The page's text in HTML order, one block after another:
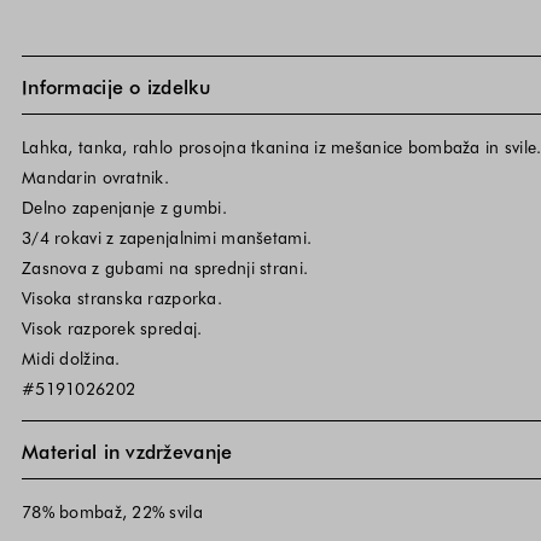
Informacije o izdelku
Lahka, tanka, rahlo prosojna tkanina iz mešanice bombaža in svile.
Mandarin ovratnik.
Delno zapenjanje z gumbi.
3/4 rokavi z zapenjalnimi manšetami.
Zasnova z gubami na sprednji strani.
Visoka stranska razporka.
Visok razporek spredaj.
Midi dolžina.
#5191026202
Material in vzdrževanje
78% bombaž, 22% svila